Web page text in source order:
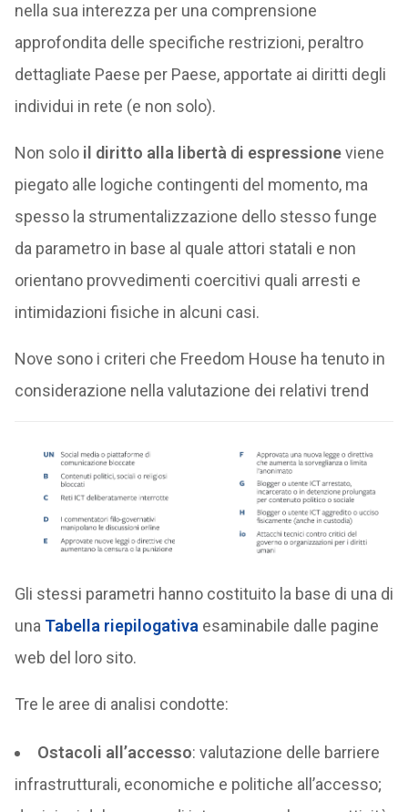
nella sua interezza per una comprensione
approfondita delle specifiche restrizioni, peraltro
dettagliate Paese per Paese, apportate ai diritti degli
individui in rete (e non solo).
Non solo il diritto alla libertà di espressioneviene
piegato alle logiche contingenti del momento, ma
spesso la strumentalizzazione dello stesso funge
da parametro in base al quale attori statali e non
orientano provvedimenti coercitivi quali arresti e
intimidazioni fisiche in alcuni casi.
Nove sono i criteri che Freedom House ha tenuto in
considerazione nella valutazione dei relativi trend
Gli stessi parametri hanno costituito la base di una di
una Tabella riepilogativa esaminabile dalle pagine
web del loro sito.
Tre le aree di analisi condotte:
Ostacoli all’accesso: valutazione delle barriere
infrastrutturali, economiche e politiche all’accesso;